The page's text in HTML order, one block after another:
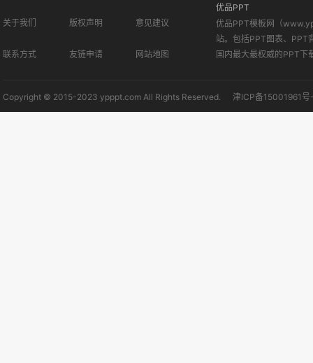
关于我们 版权声明 意见建议
联系方式 友链申请 网站地图
优品PPT
优品PPT模板网（
站。包括PPT图表、PPT
国内最大最权威的PPT下
Copyright © 2015-2023 ypppt.com All Rights Reserved. 津ICP备15001961号